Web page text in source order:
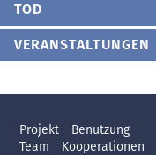
TOD
VERANSTALTUNGEN
Projekt
Benutzung
Team
Kooperationen